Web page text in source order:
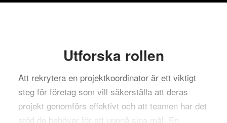
Utforska rollen
Att rekrytera en projektkoordinator är ett viktigt
steg för företag som vill säkerställa att deras
projekt genomförs effektivt och att teamen har det
stöd de behöver för att uppnå sina mål. En